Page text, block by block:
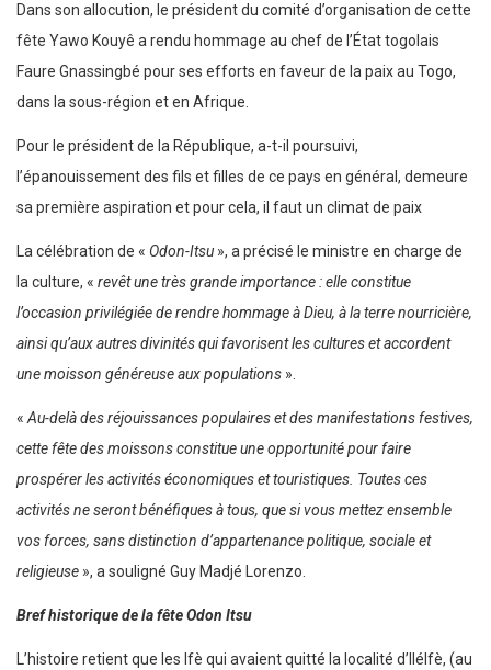
Dans son allocution, le président du comité d’organisation de cette
fête Yawo Kouyê a rendu hommage au chef de l’État togolais
Faure Gnassingbé pour ses efforts en faveur de la paix au Togo,
dans la sous-région et en Afrique.
Pour le président de la République, a-t-il poursuivi,
l’épanouissement des fils et filles de ce pays en général, demeure
sa première aspiration et pour cela, il faut un climat de paix
La célébration de « Odon-Itsu », a précisé le ministre en charge de
la culture, « revêt une très grande importance : elle constitue
l’occasion privilégiée de rendre hommage à Dieu, à la terre nourricière,
ainsi qu’aux autres divinités qui favorisent les cultures et accordent
une moisson généreuse aux populations ».
«Au-delà des réjouissances populaires et des manifestations festives,
cette fête des moissons constitue une opportunité pour faire
prospérer les activités économiques et touristiques. Toutes ces
activités ne seront bénéfiques à tous, que si vous mettez ensemble
vos forces, sans distinction d’appartenance politique, sociale et
religieuse », a souligné Guy Madjé Lorenzo.
Bref historique de la fête Odon Itsu
L’histoire retient que les Ifè qui avaient quitté la localité d’IléIfè, (au